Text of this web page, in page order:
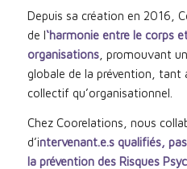
Depuis sa création en 2016,
de l‘harmonie entre le corps
organisations, promouvant
globale de la prévention, tant
collectif qu’organisationnel.
Chez Coorelations, nous
d’intervenant.e.s qualifiés,
la prévention des Risques